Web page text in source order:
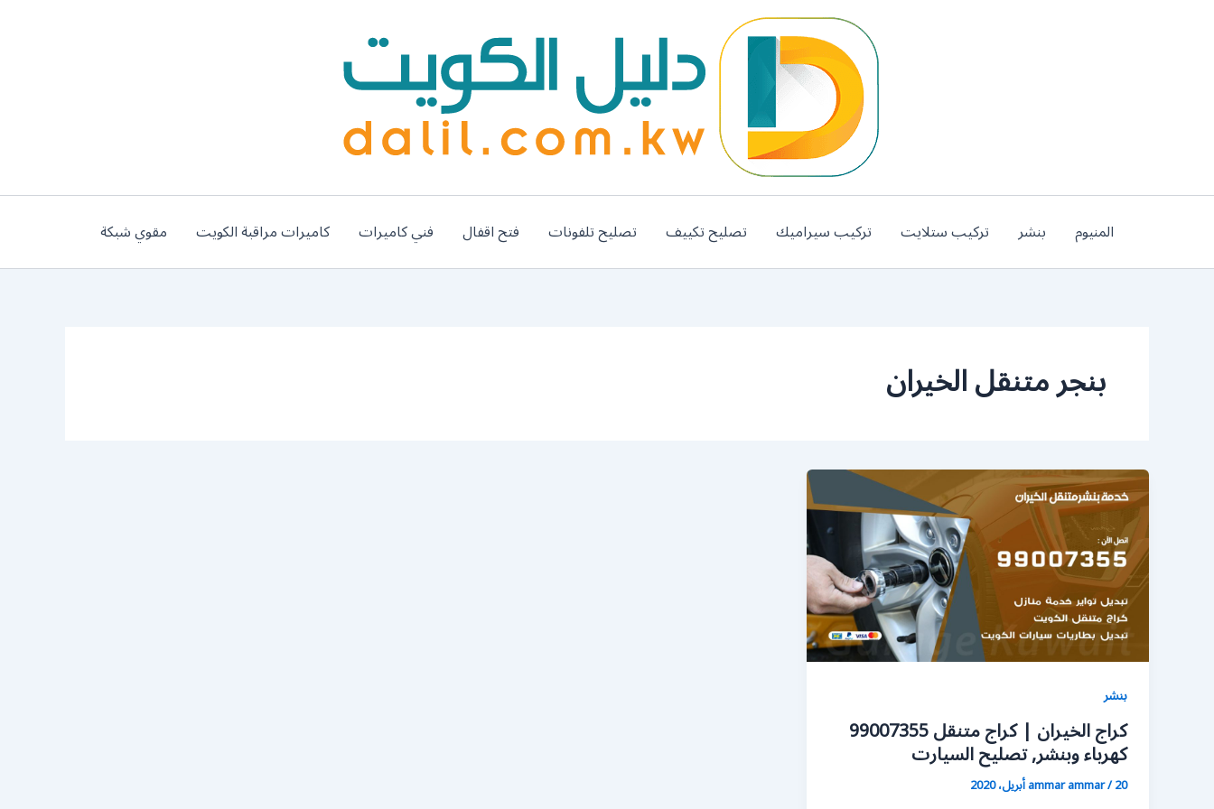
المنيوم بنشر تركيب ستلايت تركيب سيراميك تصليح تكييف تصليح تلفونات فتح اقفال فني كاميرات كاميرات مراقبة الكويت مقوي شبكة
بنجر متنقل الخيران
بنشر
كراج الخيران | كراج متنقل 99007355
كهرباء وبنشر, تصليح السيارت
ammar ammar/20 أبريل، 2020